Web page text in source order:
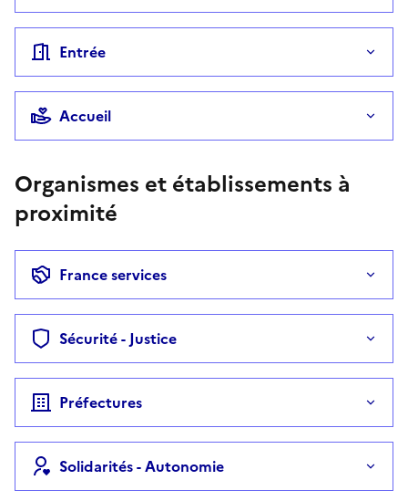
Entrée
Accueil
Organismes et établissements à
proximité
France services
Sécurité - Justice
Préfectures
Solidarités - Autonomie